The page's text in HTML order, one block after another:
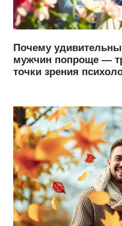
Почему
мужчин попроще —
точки зрения